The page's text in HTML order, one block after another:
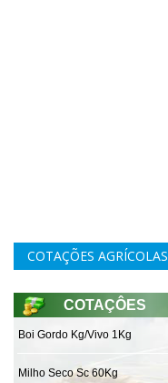
COTAÇÕES AGRÍCOLAS